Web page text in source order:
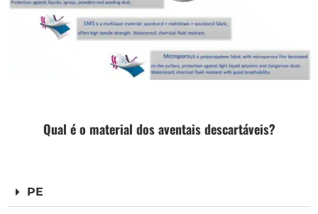
Qual é o material dos aventais descartáveis?
PE